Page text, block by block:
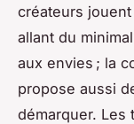
créateurs
allant du
aux envies ; la
propose aussi
démarquer. Les